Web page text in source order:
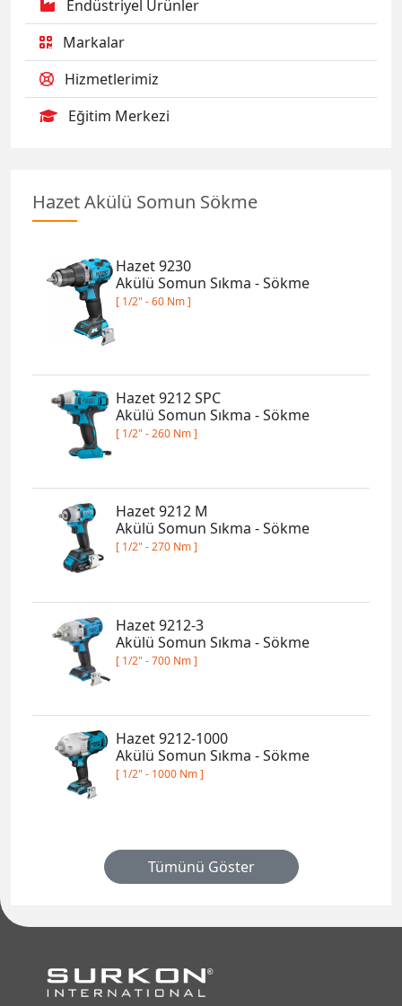
Endüstriyel Ürünler
Markalar
Hizmetlerimiz
Eğitim Merkezi
Hazet Akülü Somun Sökme
Hazet 9230
Akülü Somun Sıkma - Sökme
[ 1/2" - 60 Nm ]
Hazet 9212 SPC
Akülü Somun Sıkma - Sökme
[ 1/2" - 260 Nm ]
Hazet 9212 M
Akülü Somun Sıkma - Sökme
[ 1/2" - 270 Nm ]
Hazet 9212-3
Akülü Somun Sıkma - Sökme
[ 1/2" - 700 Nm ]
Hazet 9212-1000
Akülü Somun Sıkma - Sökme
[ 1/2" - 1000 Nm ]
Tümünü Göster